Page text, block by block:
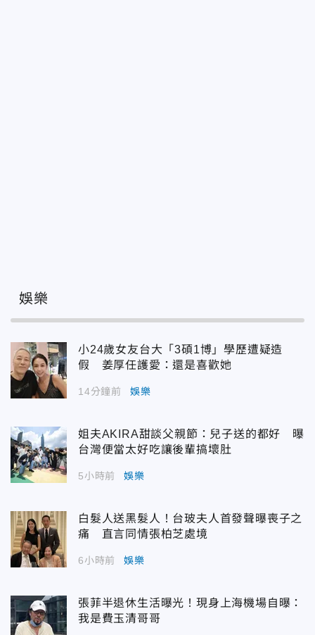
娛樂
小24歲女友台大「3碩1博」學歷遭疑造
假 姜厚任護愛：還是喜歡她
14分鐘前 娛樂
姐夫AKIRA甜談父親節：兒子送的都好 曝
台灣便當太好吃讓後輩搞壞肚
5小時前 娛樂
白髮人送黑髮人！台玻夫人首發聲曝喪子之
痛 直言同情張柏芝處境
6小時前 娛樂
張菲半退休生活曝光！現身上海機場自曝：
我是費玉清哥哥